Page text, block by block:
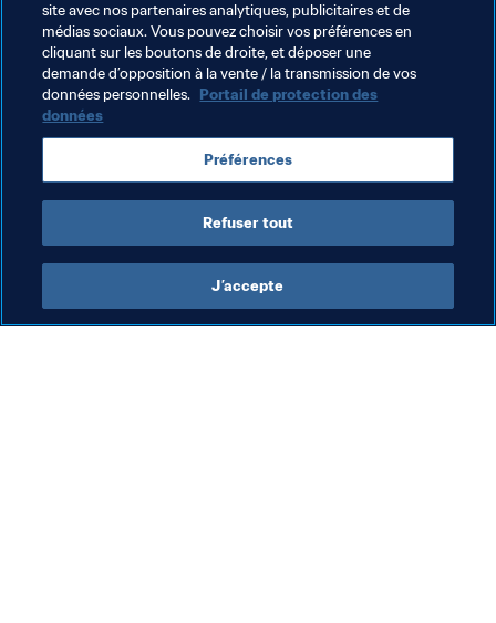
changé ma vie."
Thèmes en lien
Football Féminin Organisation USA
Concacaf Brazil CONMEBOL
site avec nos partenaires analytiques, publicitaires et de
médias sociaux. Vous pouvez choisir vos préférences en
cliquant sur les boutons de droite, et déposer une
demande d’opposition à la vente / la transmission de vos
données personnelles. Portail de protection des
données
Préférences
Refuser tout
J’accepte